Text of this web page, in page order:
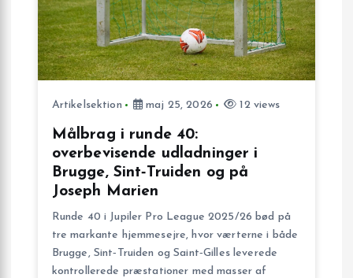
Artikelsektion maj 25, 2026 12 views
Målbrag i runde 40:
overbevisende udladninger i
Brugge, Sint‑Truiden og på
Joseph Marien
Runde 40 i Jupiler Pro League 2025/26 bød på
tre markante hjemmesejre, hvor værterne i både
Brugge, Sint‑Truiden og Saint‑Gilles leverede
kontrollerede præstationer med masser af